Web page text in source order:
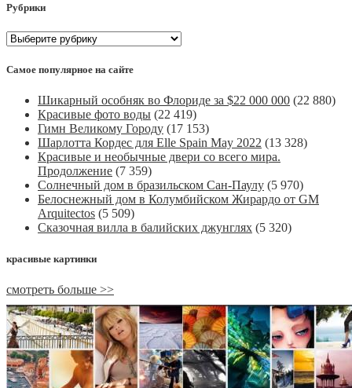
Рубрики
Рубрики
Самое популярное на сайте
Шикарный особняк во Флориде за $22 000 000 (22 880)
Красивые фото воды (22 419)
Гимн Великому Городу (17 153)
Шарлотта Кордес для Elle Spain May 2022 (13 328)
Красивые и необычные двери со всего мира.
Продолжение (7 359)
Солнечный дом в бразильском Сан-Паулу (5 970)
Белоснежный дом в Колумбийском Жирардо от GM
Arquitectos (5 509)
Сказочная вилла в балийских джунглях (5 320)
красивые картинки
смотреть больше >>